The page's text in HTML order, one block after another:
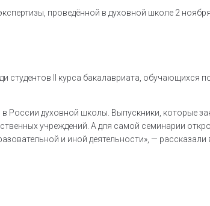
проведённой в духовной школе 2 ноября.
студентов II курса бакалавриата, обучающихся
России духовной школы. Выпускники, которые
учреждений. А для самой семинарии
и иной деятельности», — рассказали